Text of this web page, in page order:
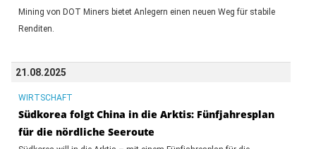
Mining von DOT Miners bietet Anlegern einen neuen Weg für stabile
Renditen.
21.08.2025
WIRTSCHAFT
Südkorea folgt China in die Arktis: Fünfjahresplan
für die nördliche Seeroute